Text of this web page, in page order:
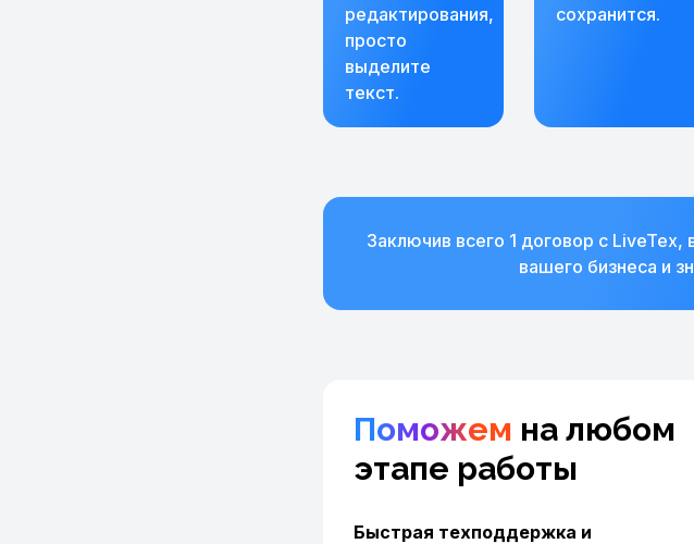
редактирования,
просто
выделите
текст.
сохранится.
Заключив всего 1 договор с
вашего бизнеса и
Поможем на любом
этапе работы
Быстрая техподдержка и